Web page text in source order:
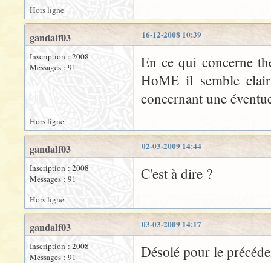
Hors ligne
16-12-2008 10:39
gandalf03
Inscription : 2008
Messages : 91
En ce qui concerne
HoME il semble
concernant une
Hors ligne
02-03-2009 14:44
gandalf03
Inscription : 2008
Messages : 91
C'est à dire ?
Hors ligne
03-03-2009 14:17
gandalf03
Inscription : 2008
Messages : 91
Désolé pour le